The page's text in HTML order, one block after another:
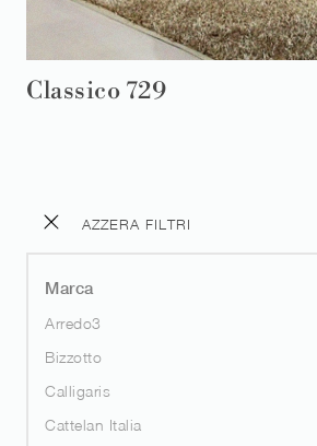
AZZERA FILTRI
Marca
Arredo3
Bizzotto
Calligaris
Cattelan Italia
Classico 729